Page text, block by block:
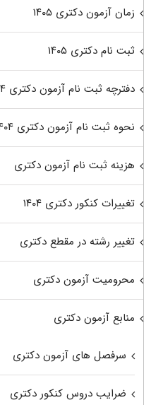
زمان آزمون دکتری ۱۴۰۵
ثبت نام دکتری ۱۴۰۵
دفترچه ثبت نام آزمون دکتری ۱۴۰۴
نحوه ثبت نام آزمون دکتری ۱۴۰۴
هزینه ثبت نام آزمون دکتری
تغییرات کنکور دکتری ۱۴۰۴
تغییر رشته در مقطع دکتری
محرومیت آزمون دکتری
منابع آزمون دکتری
سرفصل های آزمون دکتری
ضرایب دروس کنکور دکتری